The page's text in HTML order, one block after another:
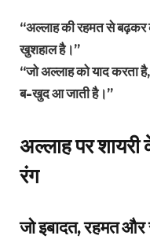
“अल्लाह की रहमत से बढ़कर
खुशहाल है।”
“जो अल्लाह को याद
ब-खुद आ जाती है।”
अल्लाह पर
रंग
जो इबादत, रहमत और